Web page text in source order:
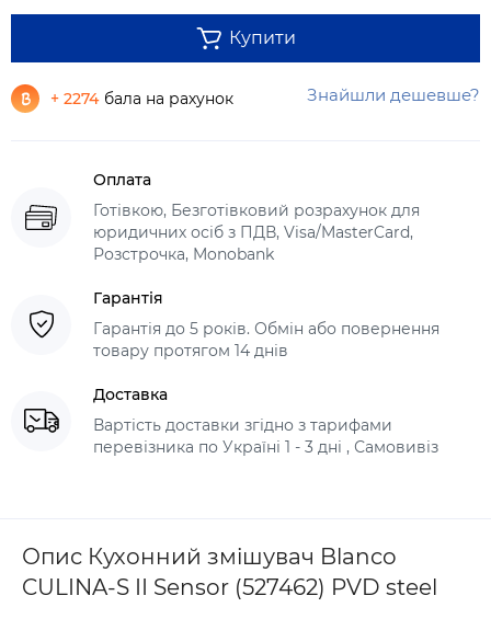
Купити
+ 2274 бала на рахунок Знайшли дешевше?
Оплата
Готівкою, Безготівковий розрахунок для
юридичних осіб з ПДВ, Visa/MasterCard,
Розстрочка, Monobank
Гарантія
Гарантія до 5 років. Обмін або повернення
товару протягом 14 днів
Доставка
Вартість доставки згідно з тарифами
перевізника по Україні 1 - 3 дні , Самовивіз
Опис Кухонний змішувач Blanco
CULINA-S II Sensor (527462) PVD steel